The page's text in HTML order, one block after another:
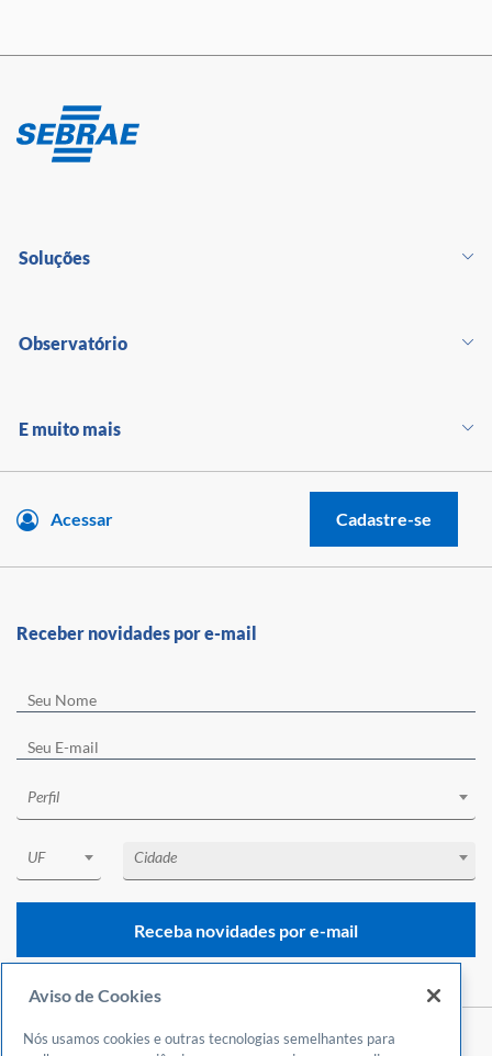
Soluções
Observatório
E muito mais
Acessar Cadastre-se
Receber novidades por e-mail
Perfil
UF Cidade
Receba novidades por e-mail
Aviso de Cookies
Nós usamos cookies e outras tecnologias semelhantes para